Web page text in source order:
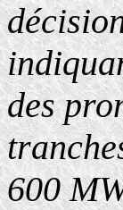
des
600